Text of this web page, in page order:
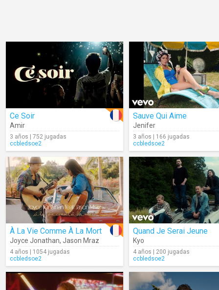
Ce Soir
Amir
3 años | 752 jugadas
ccbledsoe2
Sauve Qui Aime
Jenifer
3 años | 166 jugadas
ccbledsoe2
À La Vie Comme À La Mort
Joyce Jonathan, Jason Mraz
4 años | 1054 jugadas
ccbledsoe2
Quand Je Serai Jeune
Kyo
4 años | 200 jugadas
ccbledsoe2